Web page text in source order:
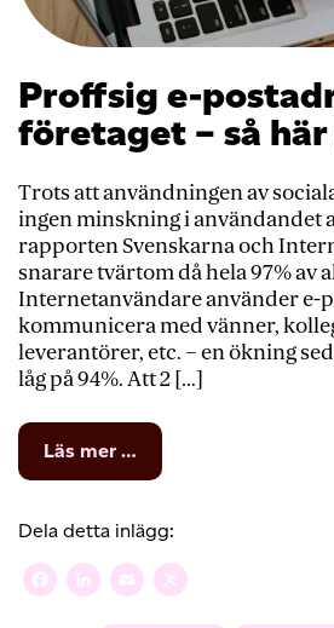
Proffsig e-
företaget – så
Trots att användningen av
ingen minskning i användandet
rapporten Svenskarna och
snarare tvärtom då hela 97% av
Internetanvändare använder e-
kommunicera med vänner,
leverantörer, etc. – en ökning
låg på 94%. Att 2 […]
Läs mer …
Proffsig
postadress
till
företaget
–
Dela detta inlägg:
Facebook
LinkedIn
Email